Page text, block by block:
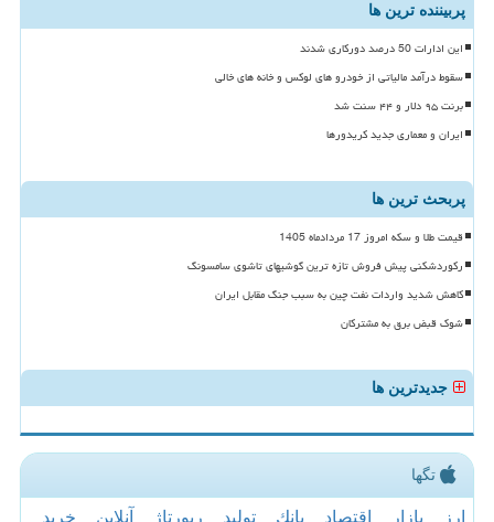
پربیننده ترین ها
این ادارات 50 درصد دورکاری شدند
سقوط درآمد مالیاتی از خودرو های لوکس و خانه های خالی
برنت ۹۵ دلار و ۴۴ سنت شد
ایران و معماری جدید کریدورها
پربحث ترین ها
قیمت طلا و سکه امروز 17 مردادماه 1405
رکوردشکنی پیش فروش تازه ترین گوشیهای تاشوی سامسونگ
کاهش شدید واردات نفت چین به سبب جنگ مقابل ایران
شوک قبض برق به مشترکان
جدیدترین ها
تگها
ارز بازار اقتصاد بانك تولید رپورتاژ آنلاین خرید